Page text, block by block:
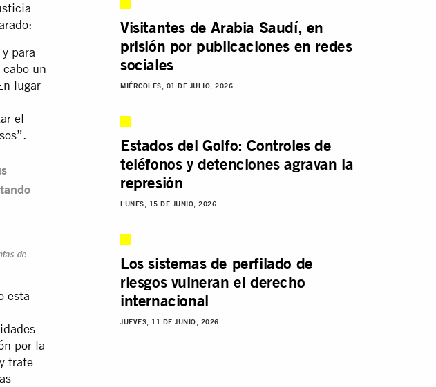
para
un
lugar
el
de
esta
por la
trate
Visitantes de Arabia Saudí, en
prisión por publicaciones en redes
sociales
MIÉRCOLES, 01 DE JULIO, 2026
Estados del Golfo: Controles de
teléfonos y detenciones agravan la
represión
LUNES, 15 DE JUNIO, 2026
Los sistemas de perfilado de
riesgos vulneran el derecho
internacional
JUEVES, 11 DE JUNIO, 2026